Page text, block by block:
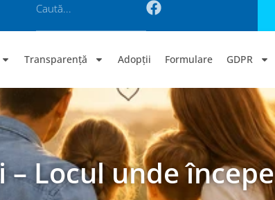
Transparență Adopții Formulare GDPR
Locul unde începe